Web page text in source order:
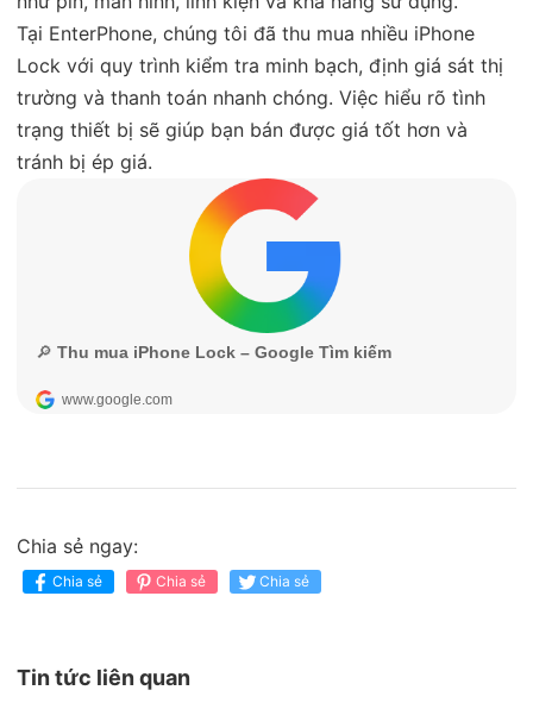
Tại EnterPhone, chúng tôi đã thu mua nhiều iPhone
Lock với quy trình kiểm tra minh bạch, định giá sát thị
trường và thanh toán nhanh chóng. Việc hiểu rõ tình
trạng thiết bị sẽ giúp bạn bán được giá tốt hơn và
tránh bị ép giá.
Chia sẻ ngay:
Chia sẻ Chia sẻ Chia sẻ
Tin tức liên quan